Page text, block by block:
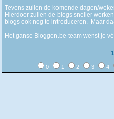
Tevens zullen de komende dagen/
Hierdoor zullen de blogs sneller
blogs ook nog te introduceren. Maar
Het ganse Bloggen.be-team wenst je
0 1 2 3 4